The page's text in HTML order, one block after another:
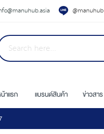
@manuhub
าแรก แบรนด์สินค้า ข่าวสาร